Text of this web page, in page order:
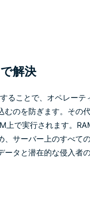
解決
ることで、オペレーテ
むのを防ぎます。その
上で実行されます。
、サーバー上のすべて
ータと潜在的な侵入者